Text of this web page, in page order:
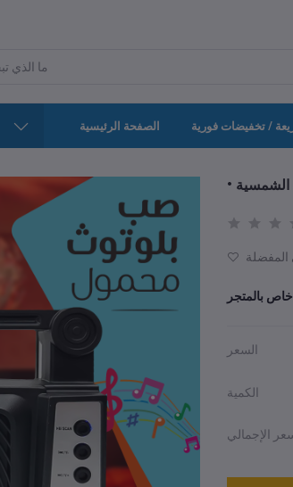
الصفحة الرئيسية / تخفيضات فورية
بالمتجر
السعر
الكمية
الإجمالي